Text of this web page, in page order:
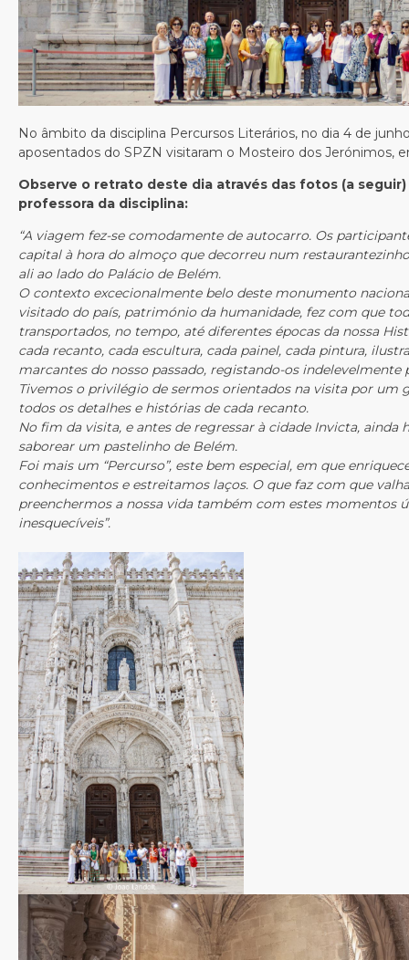
No âmbito da disciplina Percursos Literários, no dia 4 de
aposentados do SPZN visitaram o Mosteiro dos Jerónimos,
Observe o retrato deste dia através das fotos (a seguir)
professora da disciplina:
“A viagem fez-se comodamente de autocarro. Os
capital à hora do almoço que decorreu num
ali ao lado do Palácio de Belém.
O contexto excecionalmente belo deste monumento
visitado do país, património da humanidade, fez com que
transportados, no tempo, até diferentes épocas da nossa
cada recanto, cada escultura, cada painel, cada pintura,
marcantes do nosso passado, registando-os indelevelmente
Tivemos o privilégio de sermos orientados na visita por um
todos os detalhes e histórias de cada recanto.
No fim da visita, e antes de regressar à cidade Invicta, ainda
saborear um pastelinho de Belém.
Foi mais um “Percurso”, este bem especial, em que
conhecimentos e estreitamos laços. O que faz com que
preenchermos a nossa vida também com estes momentos
inesquecíveis”.